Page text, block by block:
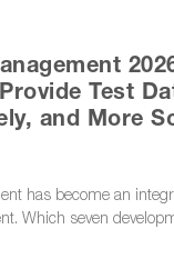
Test
and More
has become an
Which seven